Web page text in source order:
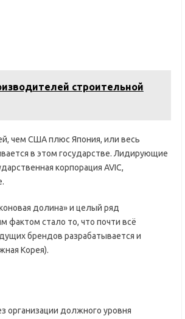
строительной
чем США плюс Япония, или весь
в этом государстве. Лидирующие
корпорация AVIC,
долина» и целый ряд
фактом стало то, что почти всё
брендов разрабатывается и
Корея).
организации должного уровня